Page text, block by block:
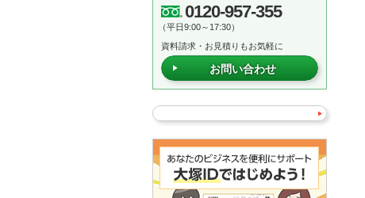
0120-957-355
（平日9:00～17:30）
資料請求・お見積りもお気軽に
お問い合わせ